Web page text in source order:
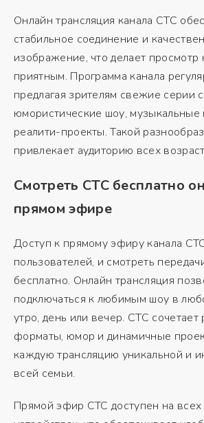
Онлайн трансляция канала СТС
стабильное соединение и
изображение, что делает
приятным. Программа канала
предлагая зрителям свежие серии
юмористические шоу, музыкальные
реалити-проекты. Такой
привлекает аудиторию всех
Смотреть СТС бесплатно
прямом эфире
Доступ к прямому эфиру канала
пользователей, и смотреть
бесплатно. Онлайн трансляция
подключаться к любимым шоу в
утро, день или вечер. СТС сочетает
форматы, юмор и динамичные
каждую трансляцию уникальной и
всей семьи.
Прямой эфир СТС доступен на